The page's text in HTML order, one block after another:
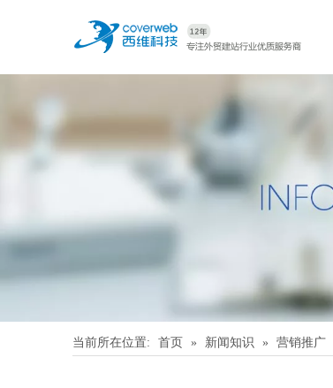
当前所在位置: 首页 » 新闻知识 » 营销推广